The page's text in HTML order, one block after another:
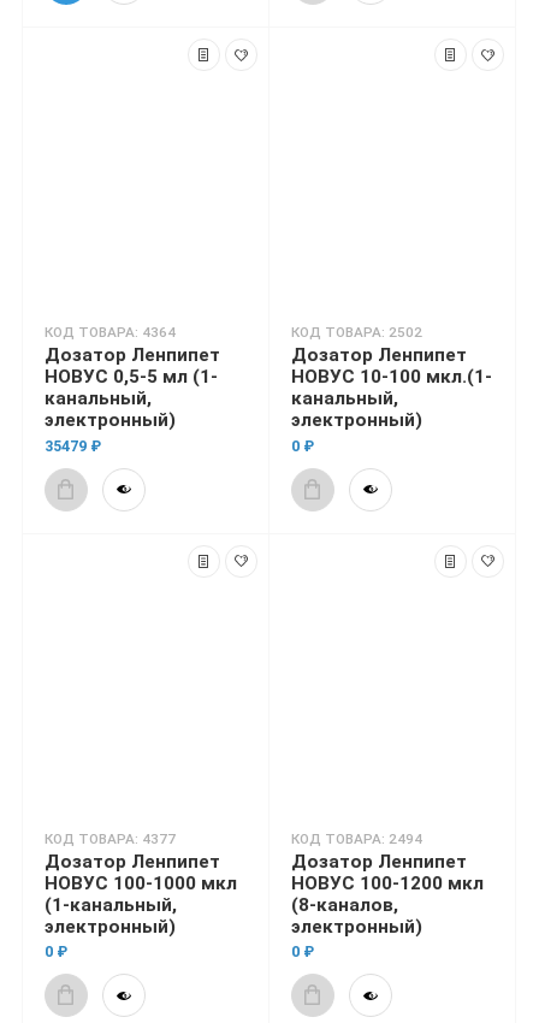
КОД ТОВАРА: 4364
Дозатор Ленпипет
НОВУС 0,5-5 мл (1-
канальный,
электронный)
35479 ₽
КОД ТОВАРА: 2502
Дозатор Ленпипет
НОВУС 10-100 мкл.(1-
канальный,
электронный)
0 ₽
КОД ТОВАРА: 4377
Дозатор Ленпипет
НОВУС 100-1000 мкл
(1-канальный,
электронный)
0 ₽
КОД ТОВАРА: 2494
Дозатор Ленпипет
НОВУС 100-1200 мкл
(8-каналов,
электронный)
0 ₽